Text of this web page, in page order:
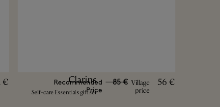
€ Clarins
Self-care Essentials gift set
Village
price
56 €
Recommended
Price
85 €